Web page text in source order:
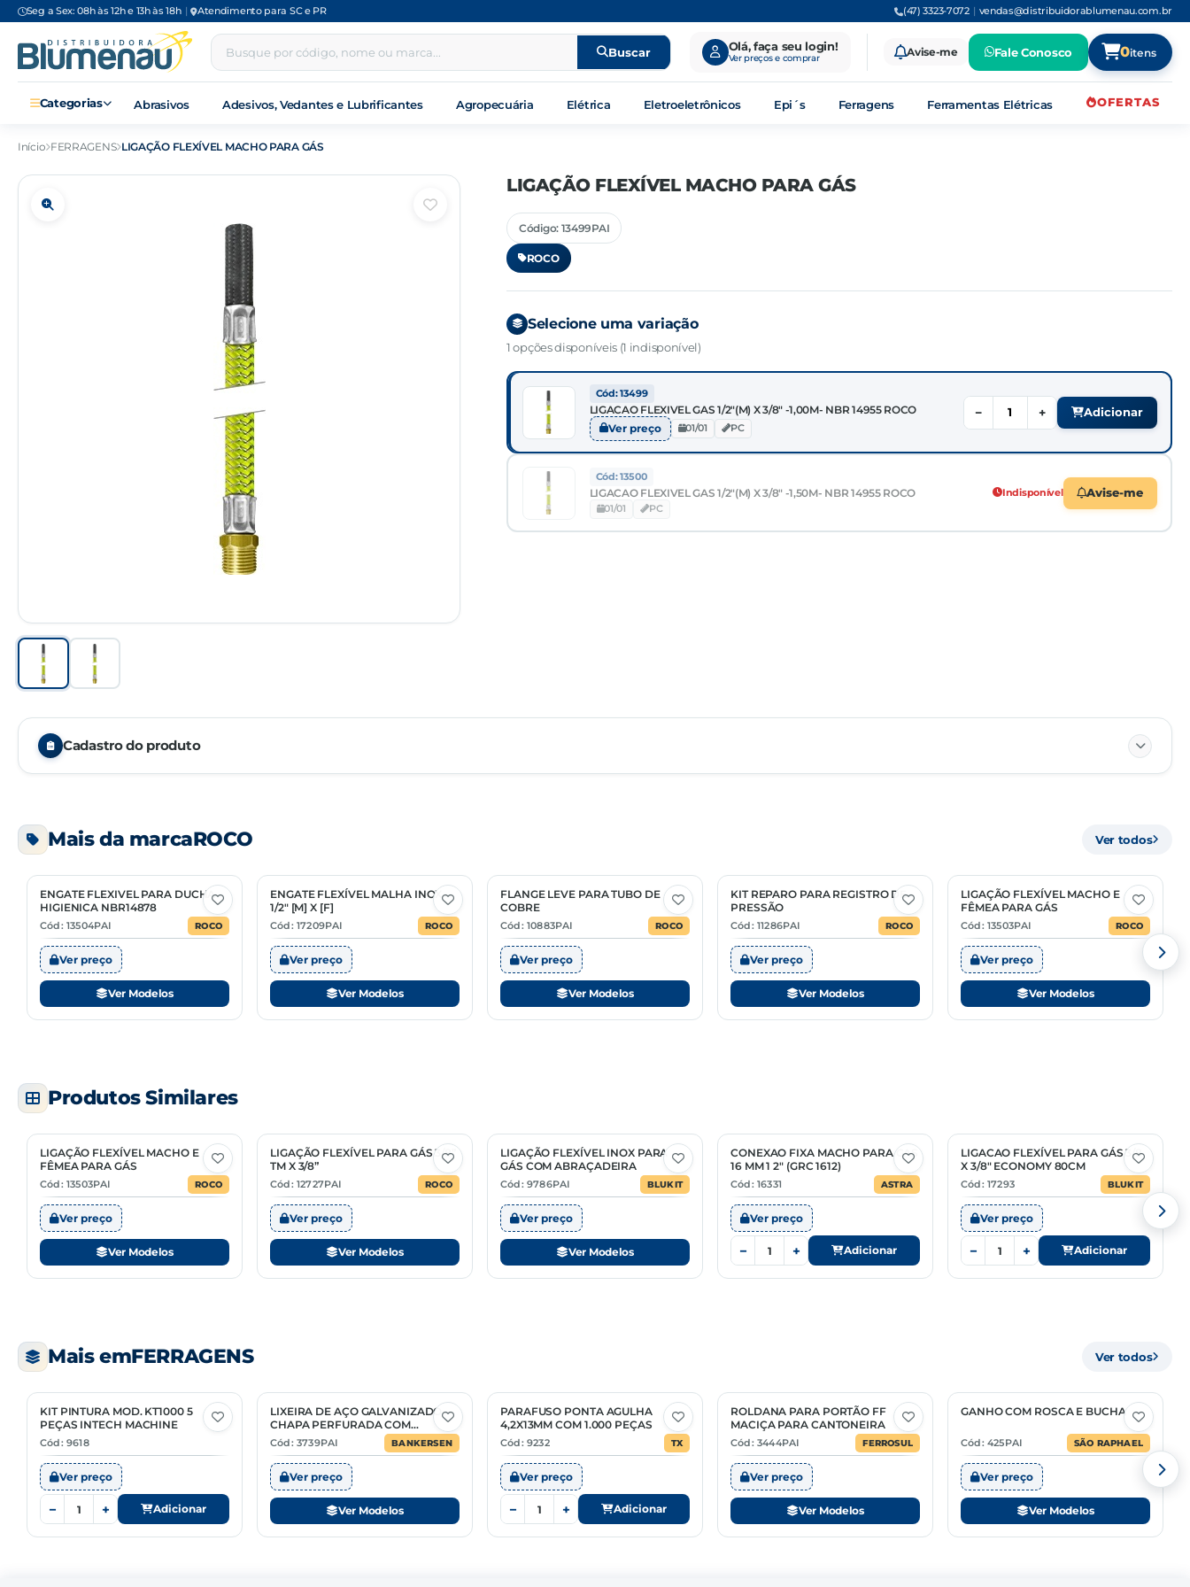
Seg a Sex: 08h às 12h e 13h às 18h | Atendimento para SC e PR (47) 3323-7072 | vendas@distribuidorablumenau.com.br
Buscar Olá, faça seu login!
Ver preços e comprar Avise-me Fale Conosco 0itens
Categorias Abrasivos Adesivos, Vedantes e Lubrificantes Agropecuária Elétrica Eletroeletrônicos Epi´s Ferragens Ferramentas Elétricas OFERTAS
Início FERRAGENS LIGAÇÃO FLEXÍVEL MACHO PARA GÁS
LIGAÇÃO FLEXÍVEL MACHO PARA GÁS
Código: 13499PAI
ROCO
Selecione uma variação
1 opções disponíveis (1 indisponível)
Cód: 13499
LIGACAO FLEXIVEL GAS 1/2"(M) X 3/8" -1,00M- NBR 14955 ROCO
Ver preço 01/01 PC
− + Adicionar
Cód: 13500
LIGACAO FLEXIVEL GAS 1/2"(M) X 3/8" -1,50M- NBR 14955 ROCO
01/01 PC
Indisponível Avise-me
Cadastro do produto
CÓDIGO
13499 01/01 PC —
01/01 PC
Mais da marcaROCO Ver todos
2 Opções
ENGATE FLEXIVEL PARA DUCHA
HIGIENICA NBR14878
Cód: 13504PAI ROCO
Ver preço
Ver Modelos
2 Opções
ENGATE FLEXÍVEL MALHA INOX
1/2" [M] X [F]
Cód: 17209PAI ROCO
Ver preço
Ver Modelos
2 Opções
FLANGE LEVE PARA TUBO DE
COBRE
Cód: 10883PAI ROCO
Ver preço
Ver Modelos
2 Opções
KIT REPARO PARA REGISTRO DE
PRESSÃO
Cód: 11286PAI ROCO
Ver preço
Ver Modelos
2 Opções
LIGAÇÃO FLEXÍVEL MACHO E
FÊMEA PARA GÁS
Cód: 13503PAI ROCO
Ver preço
Ver Modelos
Produtos Similares
2 Opções
LIGAÇÃO FLEXÍVEL MACHO E
FÊMEA PARA GÁS
Cód: 13503PAI ROCO
Ver preço
Ver Modelos
5 Opções
LIGAÇÃO FLEXÍVEL PARA GÁS 3/8”
TM X 3/8”
Cód: 12727PAI ROCO
Ver preço
Ver Modelos
2 Opções
LIGAÇÃO FLEXÍVEL INOX PARA
GÁS COM ABRAÇADEIRA
Cód: 9786PAI BLUKIT
Ver preço
Ver Modelos
CONEXAO FIXA MACHO PARA GAS
16 MM 1 2" (GRC 1612)
Cód: 16331 ASTRA
Ver preço
− + Adicionar
LIGACAO FLEXÍVEL PARA GÁS 3/8
X 3/8" ECONOMY 80CM
Cód: 17293 BLUKIT
Ver preço
− + Adicionar
Mais emFERRAGENS Ver todos
KIT PINTURA MOD. KT1000 5
PEÇAS INTECH MACHINE
Cód: 9618
Ver preço
− + Adicionar
2 Opções
LIXEIRA DE AÇO GALVANIZADO
CHAPA PERFURADA COM
SUPORTE
Cód: 3739PAI BANKERSEN
Ver preço
Ver Modelos
PARAFUSO PONTA AGULHA
4,2X13MM COM 1.000 PEÇAS
Cód: 9232 TX
Ver preço
− + Adicionar
6 Opções
ROLDANA PARA PORTÃO FF
MACIÇA PARA CANTONEIRA
Cód: 3444PAI FERROSUL
Ver preço
Ver Modelos
3 Opções
GANHO COM ROSCA E BUCHA
Cód: 425PAI SÃO RAPHAEL
Ver preço
Ver Modelos